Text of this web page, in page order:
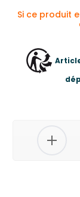
Si ce produit